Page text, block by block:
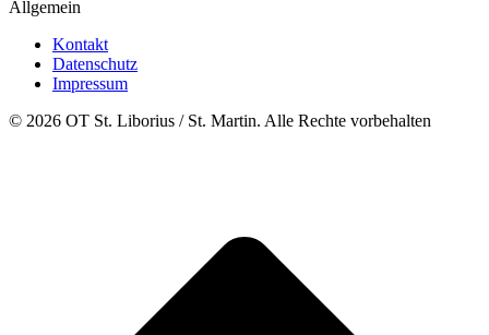
Allgemein
Kontakt
Datenschutz
Impressum
© 2026 OT St. Liborius / St. Martin. Alle Rechte vorbehalten